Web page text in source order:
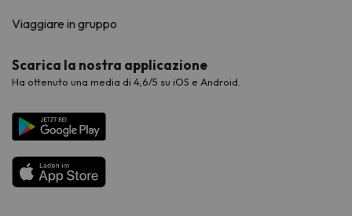
Viaggiare in gruppo
Scarica la nostra applicazione
Ha ottenuto una media di 4,6/5 su iOS e Android.